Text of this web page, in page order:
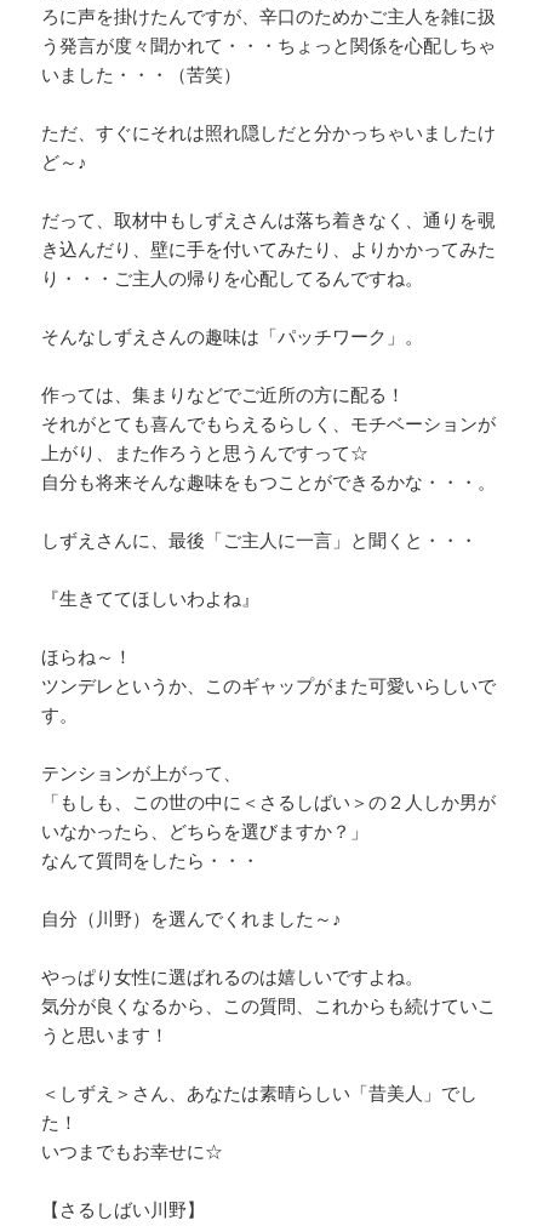
ろに声を掛けたんですが、辛口のためかご主人を雑に扱
う発言が度々聞かれて・・・ちょっと関係を心配しちゃ
いました・・・（苦笑）
ただ、すぐにそれは照れ隠しだと分かっちゃいましたけ
ど～♪
だって、取材中もしずえさんは落ち着きなく、通りを覗
き込んだり、壁に手を付いてみたり、よりかかってみた
り・・・ご主人の帰りを心配してるんですね。
そんなしずえさんの趣味は「パッチワーク」。
作っては、集まりなどでご近所の方に配る！
それがとても喜んでもらえるらしく、モチベーションが
上がり、また作ろうと思うんですって☆
自分も将来そんな趣味をもつことができるかな・・・。
しずえさんに、最後「ご主人に一言」と聞くと・・・
『生きててほしいわよね』
ほらね～！
ツンデレというか、このギャップがまた可愛いらしいで
す。
テンションが上がって、
「もしも、この世の中に＜さるしばい＞の２人しか男が
いなかったら、どちらを選びますか？」
なんて質問をしたら・・・
自分（川野）を選んでくれました～♪
やっぱり女性に選ばれるのは嬉しいですよね。
気分が良くなるから、この質問、これからも続けていこ
うと思います！
＜しずえ＞さん、あなたは素晴らしい「昔美人」でし
た！
いつまでもお幸せに☆
【さるしばい川野】